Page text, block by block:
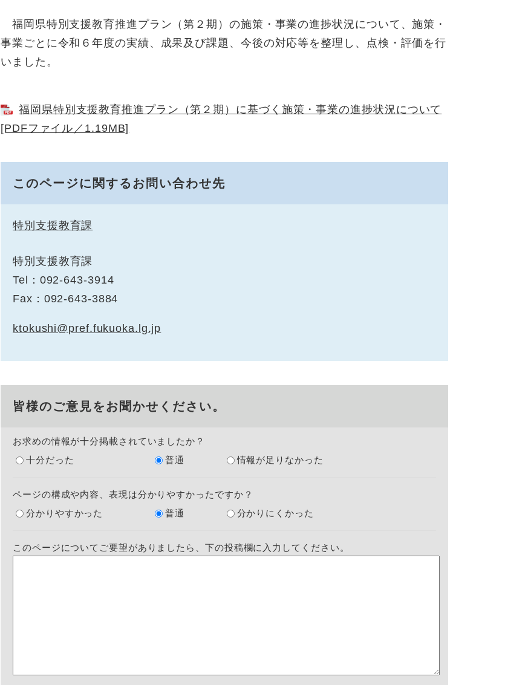
福岡県特別支援教育推進プラン（第２期）の施策・事業の進捗状況について、施策・
事業ごとに令和６年度の実績、成果及び課題、今後の対応等を整理し、点検・評価を行
いました。
福岡県特別支援教育推進プラン（第２期）に基づく施策・事業の進捗状況について
[PDFファイル／1.19MB]
このページに関するお問い合わせ先
特別支援教育課
特別支援教育課
Tel：092-643-3914
Fax：092-643-3884
ktokushi@pref.fukuoka.lg.jp
皆様のご意見をお聞かせください。
お求めの情報が十分掲載されていましたか？
十分だった
普通 情報が足りなかった
ページの構成や内容、表現は分かりやすかったですか？
分かりやすかった
普通 分かりにくかった
このページについてご要望がありましたら、下の投稿欄に入力してください。